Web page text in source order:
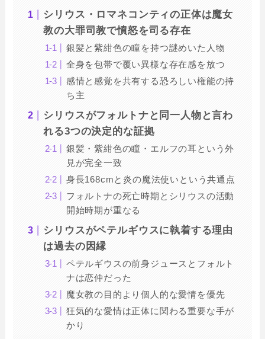
シリウス・ロマネコンティの正体は魔女
教の大罪司教で憤怒を司る存在
銀髪と紫紺色の瞳を持つ謎めいた人物
全身を包帯で覆い異様な存在感を放つ
感情と感覚を共有する恐ろしい権能の持
ち主
シリウスがフォルトナと同一人物と言わ
れる3つの決定的な証拠
銀髪・紫紺色の瞳・エルフの耳という外
見が完全一致
身長168cmと炎の魔法使いという共通点
フォルトナの死亡時期とシリウスの活動
開始時期が重なる
シリウスがペテルギウスに執着する理由
は過去の因縁
ペテルギウスの前身ジュースとフォルト
ナは恋仲だった
魔女教の目的より個人的な愛情を優先
狂気的な愛情は正体に関わる重要な手が
かり